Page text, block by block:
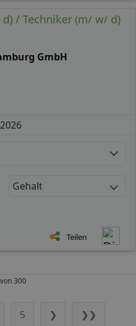
/ Techniker (m/ w/ d)
GmbH
Gehalt
Teilen
300
5 ❯ ❯❯